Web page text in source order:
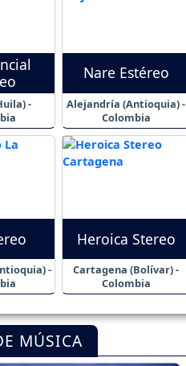
-
Nare Estéreo
Alejandría (Antioquia) -
Colombia
-
Heroica Stereo
Cartagena (Bolívar) -
Colombia
MÚSICA